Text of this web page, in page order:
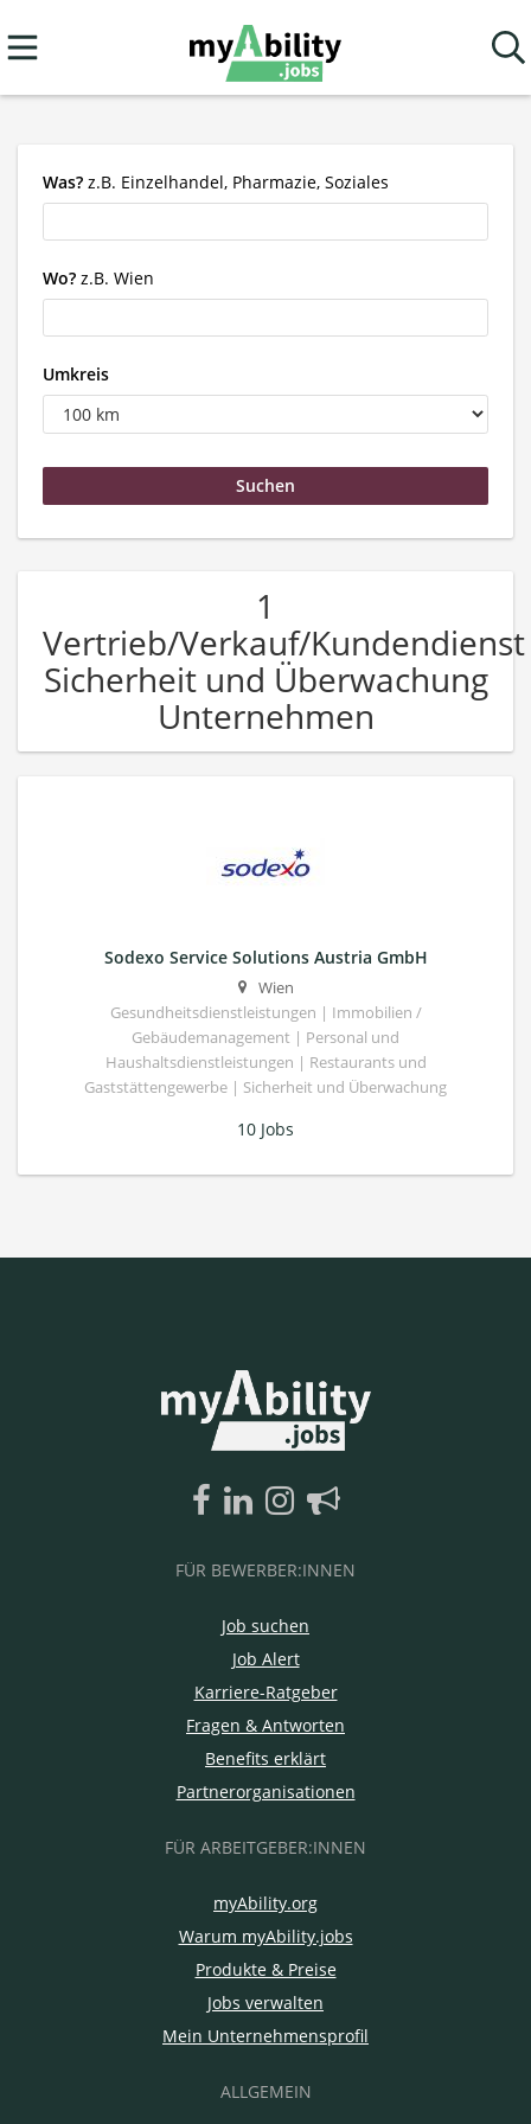
Was? z.B. Einzelhandel, Pharmazie, Soziales
Wo? z.B. Wien
Umkreis
1
Vertrieb/Verkauf/Kundendienst
Sicherheit und Überwachung
Unternehmen
Sodexo Service Solutions Austria GmbH
Wien
Gesundheitsdienstleistungen | Immobilien /
Gebäudemanagement | Personal und
Haushaltsdienstleistungen | Restaurants und
Gaststättengewerbe | Sicherheit und Überwachung
10 Jobs
FÜR BEWERBER:INNEN
Job suchen
Job Alert
Karriere-Ratgeber
Fragen & Antworten
Benefits erklärt
Partnerorganisationen
FÜR ARBEITGEBER:INNEN
myAbility.org
Warum myAbility.jobs
Produkte & Preise
Jobs verwalten
Mein Unternehmensprofil
ALLGEMEIN